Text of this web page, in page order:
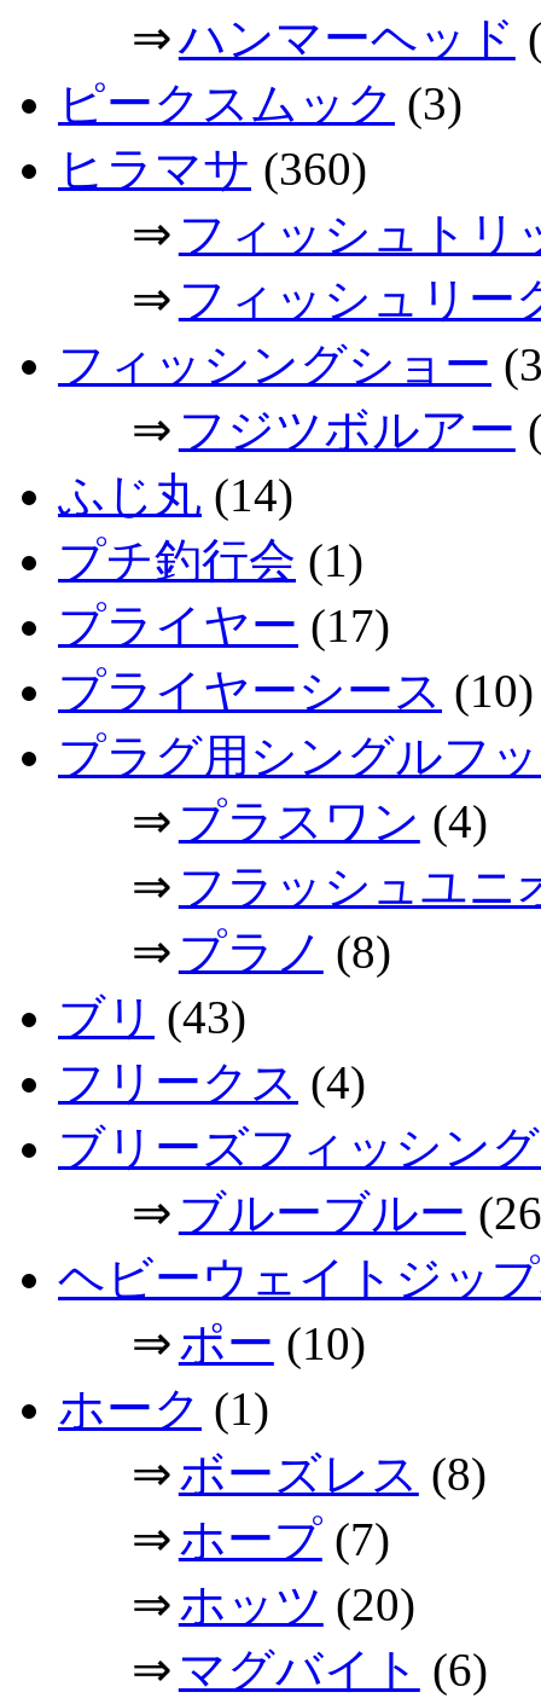
⇒ハンマーヘッド
ピークスムック (3)
ヒラマサ (360)
⇒ フィッシュトリ
⇒ フィッシュリー
フィッシングショー
⇒ フジツボルアー
ふじ丸 (14)
プチ釣行会 (1)
プライヤー (17)
プライヤーシース (10)
プラグ用シングルフ
⇒ プラスワン (4)
⇒ フラッシュユニ
⇒ プラノ (8)
ブリ (43)
フリークス (4)
ブリーズフィッシン
⇒ ブルーブルー
ヘビーウェイトジッ
⇒ポー (10)
ホーク (1)
⇒ボーズレス (8)
⇒ホープ(7)
⇒ホッツ (20)
⇒ マグバイト (6)